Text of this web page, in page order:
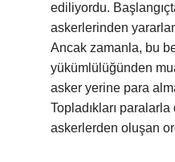
ediliyordu.
askerlerinden
Ancak zamanla, bu
yükümlülüğünden
asker yerine para
Topladıkları
askerlerden oluşan